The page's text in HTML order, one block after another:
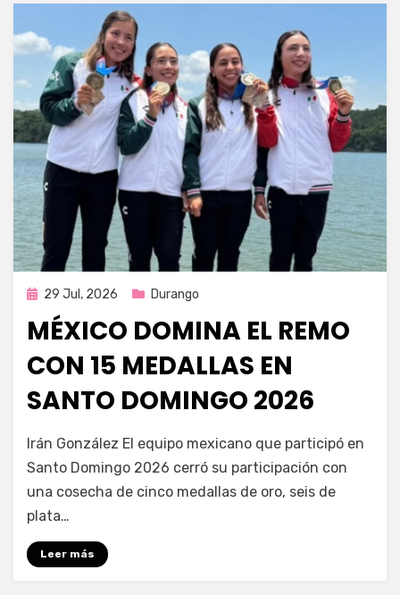
Publicada
29 Jul, 2026 Durango
MÉXICO DOMINA EL REMO
CON 15 MEDALLAS EN
SANTO DOMINGO 2026
por Fernando Miranda Servín
Irán González El equipo mexicano que participó en
Santo Domingo 2026 cerró su participación con
una cosecha de cinco medallas de oro, seis de
plata…
Leer más